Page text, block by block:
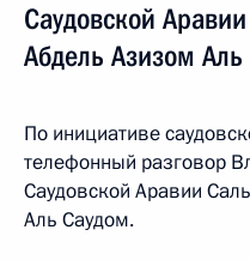
Саудовской
Абдель Азизом
По инициативе
телефонный разговор
Саудовской Аравии
Аль Саудом.